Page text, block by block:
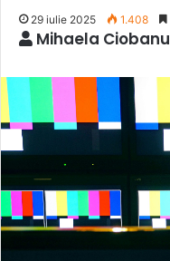
29 iulie 2025 1.408
Mihaela Ciobanu